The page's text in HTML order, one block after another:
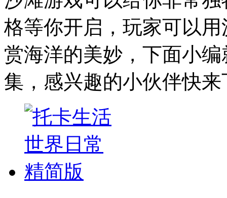
格等你开启，玩家可以
赏海洋的美妙，下面小
集，感兴趣的小伙伴快